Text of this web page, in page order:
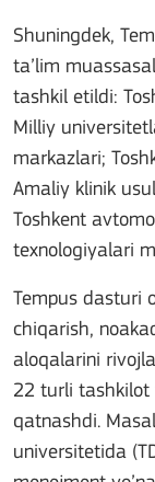
Shuningdek,
ta’lim
tashkil etildi:
Milliy
markazlari;
Amaliy klinik
Toshkent
texnologiyalari
Tempus dasturi
chiqarish,
aloqalarini
22 turli
qatnashdi.
universitetida